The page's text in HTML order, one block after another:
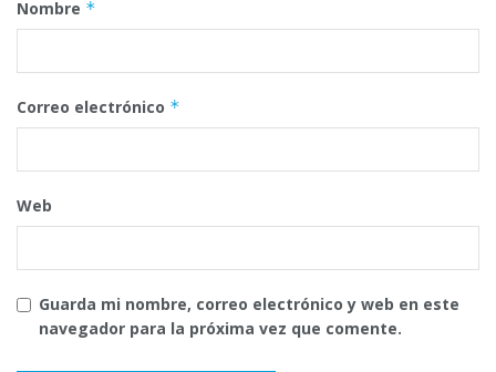
Nombre *
Correo electrónico *
Web
Guarda mi nombre, correo electrónico y web en este
navegador para la próxima vez que comente.